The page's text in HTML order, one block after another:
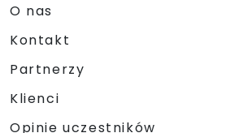
O nas
Kontakt
Partnerzy
Klienci
Opinie uczestników